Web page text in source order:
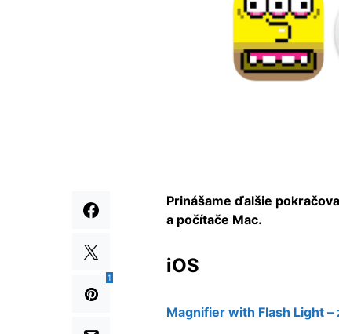
1
Prinášame ďalšie
a počítače Mac.
iOS
Magnifier with Flash Light